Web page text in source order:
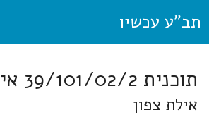
תב"ע עכשיו
תוכנית 39/101/02/2 אילת
אילת צפון